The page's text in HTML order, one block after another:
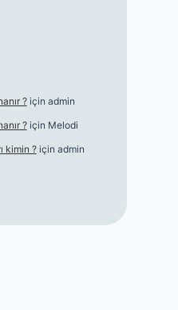
?için admin
?için Melodi
kimin ?için admin